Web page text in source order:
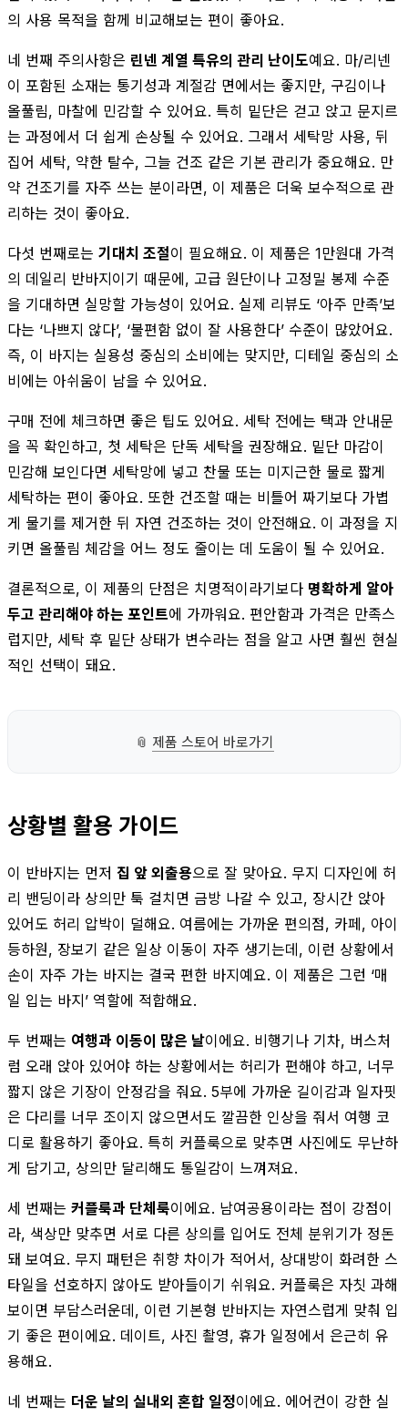
의 사용 목적을 함께 비교해보는 편이 좋아요.
네 번째 주의사항은 린넨 계열 특유의 관리 난이도예요. 마/리넨
이 포함된 소재는 통기성과 계절감 면에서는 좋지만, 구김이나
올풀림, 마찰에 민감할 수 있어요. 특히 밑단은 걷고 앉고 문지르
는 과정에서 더 쉽게 손상될 수 있어요. 그래서 세탁망 사용, 뒤
집어 세탁, 약한 탈수, 그늘 건조 같은 기본 관리가 중요해요. 만
약 건조기를 자주 쓰는 분이라면, 이 제품은 더욱 보수적으로 관
리하는 것이 좋아요.
다섯 번째로는 기대치 조절이 필요해요. 이 제품은 1만원대 가격
의 데일리 반바지이기 때문에, 고급 원단이나 고정밀 봉제 수준
을 기대하면 실망할 가능성이 있어요. 실제 리뷰도 ‘아주 만족’보
다는 ‘나쁘지 않다’, ‘불편함 없이 잘 사용한다’ 수준이 많았어요.
즉, 이 바지는 실용성 중심의 소비에는 맞지만, 디테일 중심의 소
비에는 아쉬움이 남을 수 있어요.
구매 전에 체크하면 좋은 팁도 있어요. 세탁 전에는 택과 안내문
을 꼭 확인하고, 첫 세탁은 단독 세탁을 권장해요. 밑단 마감이
민감해 보인다면 세탁망에 넣고 찬물 또는 미지근한 물로 짧게
세탁하는 편이 좋아요. 또한 건조할 때는 비틀어 짜기보다 가볍
게 물기를 제거한 뒤 자연 건조하는 것이 안전해요. 이 과정을 지
키면 올풀림 체감을 어느 정도 줄이는 데 도움이 될 수 있어요.
결론적으로, 이 제품의 단점은 치명적이라기보다 명확하게 알아
두고 관리해야 하는 포인트에 가까워요. 편안함과 가격은 만족스
럽지만, 세탁 후 밑단 상태가 변수라는 점을 알고 사면 훨씬 현실
적인 선택이 돼요.
📎 제품 스토어 바로가기
상황별 활용 가이드
이 반바지는 먼저 집 앞 외출용으로 잘 맞아요. 무지 디자인에 허
리 밴딩이라 상의만 툭 걸치면 금방 나갈 수 있고, 장시간 앉아
있어도 허리 압박이 덜해요. 여름에는 가까운 편의점, 카페, 아이
등하원, 장보기 같은 일상 이동이 자주 생기는데, 이런 상황에서
손이 자주 가는 바지는 결국 편한 바지예요. 이 제품은 그런 ‘매
일 입는 바지’ 역할에 적합해요.
두 번째는 여행과 이동이 많은 날이에요. 비행기나 기차, 버스처
럼 오래 앉아 있어야 하는 상황에서는 허리가 편해야 하고, 너무
짧지 않은 기장이 안정감을 줘요. 5부에 가까운 길이감과 일자핏
은 다리를 너무 조이지 않으면서도 깔끔한 인상을 줘서 여행 코
디로 활용하기 좋아요. 특히 커플룩으로 맞추면 사진에도 무난하
게 담기고, 상의만 달리해도 통일감이 느껴져요.
세 번째는 커플룩과 단체룩이에요. 남여공용이라는 점이 강점이
라, 색상만 맞추면 서로 다른 상의를 입어도 전체 분위기가 정돈
돼 보여요. 무지 패턴은 취향 차이가 적어서, 상대방이 화려한 스
타일을 선호하지 않아도 받아들이기 쉬워요. 커플룩은 자칫 과해
보이면 부담스러운데, 이런 기본형 반바지는 자연스럽게 맞춰 입
기 좋은 편이에요. 데이트, 사진 촬영, 휴가 일정에서 은근히 유
용해요.
네 번째는 더운 날의 실내외 혼합 일정이에요. 에어컨이 강한 실